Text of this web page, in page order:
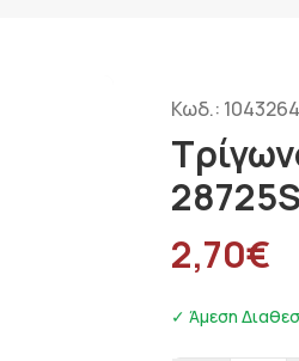
Κωδ.: 1043264
2,70€
✓ Άμεση